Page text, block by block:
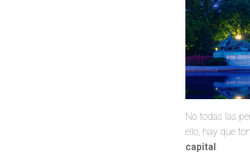
No todas las
ello, hay que
capital